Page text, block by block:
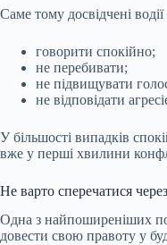
Саме тому досвідчені
говорити спокійно;
не перебивати;
не підвищувати
не відповідати
У більшості випадків
вже у перші хвилини
Не варто сперечатися
Одна з найпоширеніших
довести свою правоту у